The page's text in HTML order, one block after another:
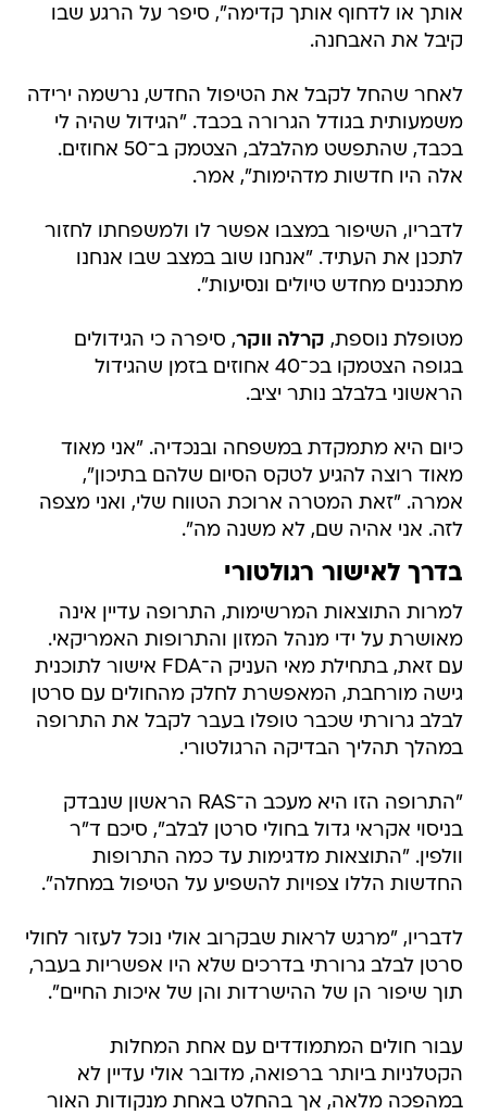
אותך או לדחוף אותך קדימה", סיפר על הרגע שבו
קיבל את האבחנה.
לאחר שהחל לקבל את הטיפול החדש, נרשמה ירידה
משמעותית בגודל הגרורה בכבד. "הגידול שהיה לי
בכבד, שהתפשט מהלבלב, הצטמק ב־50 אחוזים.
אלה היו חדשות מדהימות", אמר.
לדבריו, השיפור במצבו אפשר לו ולמשפחתו לחזור
לתכנן את העתיד. "אנחנו שוב במצב שבו אנחנו
מתכננים מחדש טיולים ונסיעות".
מטופלת נוספת, קרלה ווקר, סיפרה כי הגידולים
בגופה הצטמקו בכ־40 אחוזים בזמן שהגידול
הראשוני בלבלב נותר יציב.
כיום היא מתמקדת במשפחה ובנכדיה. "אני מאוד
מאוד רוצה להגיע לטקס הסיום שלהם בתיכון",
אמרה. "זאת המטרה ארוכת הטווח שלי, ואני מצפה
לזה. אני אהיה שם, לא משנה מה".
בדרך לאישור רגולטורי
למרות התוצאות המרשימות, התרופה עדיין אינה
מאושרת על ידי מנהל המזון והתרופות האמריקאי.
עם זאת, בתחילת מאי העניק ה־FDA אישור לתוכנית
גישה מורחבת, המאפשרת לחלק מהחולים עם סרטן
לבלב גרורתי שכבר טופלו בעבר לקבל את התרופה
במהלך תהליך הבדיקה הרגולטורי.
"התרופה הזו היא מעכב ה־RAS הראשון שנבדק
בניסוי אקראי גדול בחולי סרטן לבלב", סיכם ד"ר
וולפין. "התוצאות מדגימות עד כמה התרופות
החדשות הללו צפויות להשפיע על הטיפול במחלה".
לדבריו, "מרגש לראות שבקרוב אולי נוכל לעזור לחולי
סרטן לבלב גרורתי בדרכים שלא היו אפשריות בעבר,
תוך שיפור הן של ההישרדות והן של איכות החיים".
עבור חולים המתמודדים עם אחת המחלות
הקטלניות ביותר ברפואה, מדובר אולי עדיין לא
במהפכה מלאה, אך בהחלט באחת מנקודות האור